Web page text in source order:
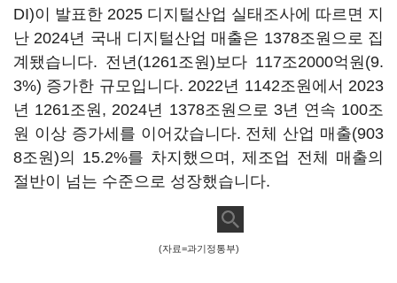
DI)이 발표한 2025 디지털산업 실태조사에 따르면 지
난 2024년 국내 디지털산업 매출은 1378조원으로 집
계됐습니다. 전년(1261조원)보다 117조2000억원(9.
3%) 증가한 규모입니다. 2022년 1142조원에서 2023
년 1261조원, 2024년 1378조원으로 3년 연속 100조
원 이상 증가세를 이어갔습니다. 전체 산업 매출(903
8조원)의 15.2%를 차지했으며, 제조업 전체 매출의
절반이 넘는 수준으로 성장했습니다.
(자료=과기정통부)